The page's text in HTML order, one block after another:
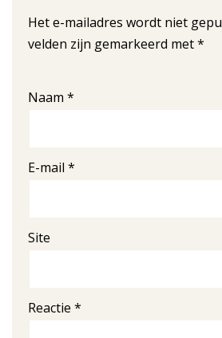
Het e-mailadres wordt niet
velden zijn gemarkeerd met*
Naam *
E-mail *
Site
Reactie *